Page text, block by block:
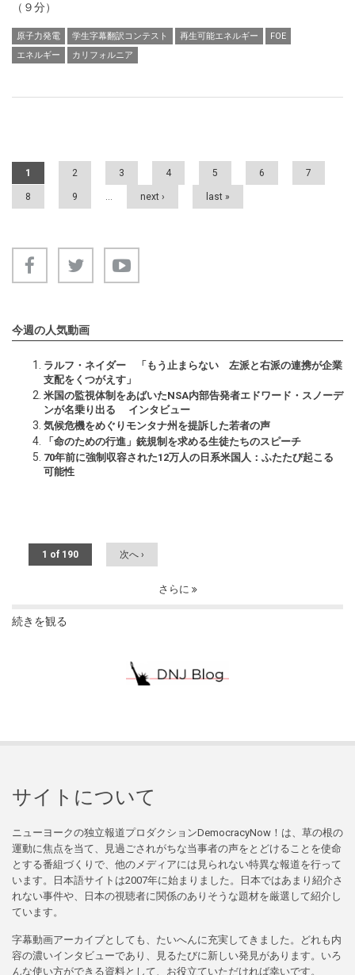
（９分）
原子力発電 学生字幕翻訳コンテスト 再生可能エネルギー
FOE
エネルギー
カリフォルニア
Pages
1 2 3 4 5 6 7
8 9 … next › last »
今週の人気動画
ラルフ・ネイダー 「もう止まらない 左派と右派の連携が企業
支配をくつがえす」
米国の監視体制をあばいたNSA内部告発者エドワード・スノーデ
ンが名乗り出る インタビュー
気候危機をめぐりモンタナ州を提訴した若者の声
「命のための行進」銃規制を求める生徒たちのスピーチ
70年前に強制収容された12万人の日系米国人：ふたたび起こる
可能性
1 of 190 次へ ›
さらに
続きを観る
サイトについて
ニューヨークの独立報道プロダクションDemocracyNow！は、草の根の
運動に焦点を当て、見過ごされがちな当事者の声をとどけることを使命
とする番組づくりで、他のメディアには見られない特異な報道を行って
います。日本語サイトは2007年に始まりました。日本ではあまり紹介さ
れない事件や、日本の視聴者に関係のありそうな題材を厳選して紹介し
ています。
字幕動画アーカイブとしても、たいへんに充実してきました。どれも内
容の濃いインタビューであり、見るたびに新しい発見があります。いろ
んな使い方ができる資料として、お役立ていただければ幸いです。